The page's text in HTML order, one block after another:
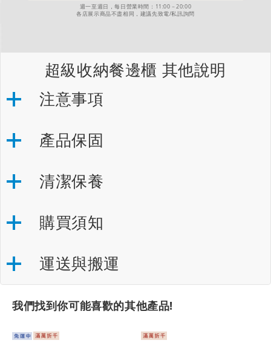
週一至週日，每日營業時間：11:00－20:00
各店展示商品不盡相同，建議先致電/私訊詢問
超級收納餐邊櫃 其他說明
注意事項
產品保固
清潔保養
購買須知
運送與搬運
我們找到你可能喜歡的其他產品!